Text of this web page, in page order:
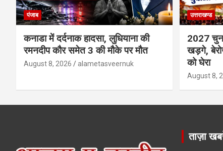
पंजाब
कनाडा में दर्दनाक हादसा, लुधियाना की
रमनदीप कौर समेत 3 की मौके पर मौत
August 8, 2026 alametasveernuk
उत्तराखण्ड
2027
खड़गे,
को घेरा
August 8,
ताज़ा